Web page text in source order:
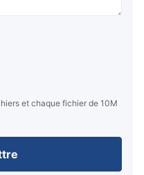
et chaque fichier de 10M